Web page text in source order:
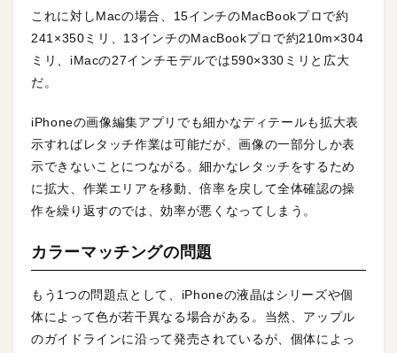
これに対しMacの場合、15インチのMacBookプロで約
241×350ミリ、13インチのMacBookプロで約210m×304
ミリ、iMacの27インチモデルでは590×330ミリと広大
だ。
iPhoneの画像編集アプリでも細かなディテールも拡大表
示すればレタッチ作業は可能だが、画像の一部分しか表
示できないことにつながる。細かなレタッチをするため
に拡大、作業エリアを移動、倍率を戻して全体確認の操
作を繰り返すのでは、効率が悪くなってしまう。
カラーマッチングの問題
もう1つの問題点として、iPhoneの液晶はシリーズや個
体によって色が若干異なる場合がある。当然、アップル
のガイドラインに沿って発売されているが、個体によっ